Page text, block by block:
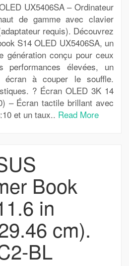
UX5406SA – Ordinateur
de gamme avec clavier
requis). Découvrez
S14 OLED UX5406SA, un
génération conçu pour ceux
performances élevées, un
à couper le souffle.
? Écran OLED 3K 14
– Écran tactile brillant avec
et un taux.. Read More
Book
in
cm).
BL